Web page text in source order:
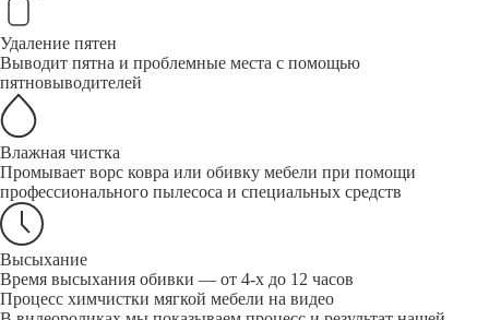
Удаление пятен
Выводит пятна и проблемные места с помощью
пятновыводителей
Влажная чистка
Промывает ворс ковра или обивку мебели при помощи
профессионального пылесоса и специальных средств
Высыхание
Время высыхания обивки — от 4-х до 12 часов
Процесс химчистки мягкой мебели на видео